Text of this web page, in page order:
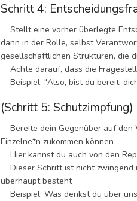
Schritt 4:
Stellt eine vorher überlegte
dann in der Rolle, selbst
gesellschaftlichen Strukturen, die
Achte darauf, dass die
Beispiel: "Also, bist du bereit,
(Schritt 5: Schutzimpfung)
Bereite dein Gegenüber auf den
Einzelne*n zukommen können
Hier kannst du auch von den
Dieser Schritt ist nicht zwingend
überhaupt besteht
Beispiel: Was denkst du über